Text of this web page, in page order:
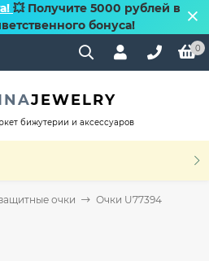
💥 Получите 5000 рублей в
бонуса!
0
JEWELRY
бижутерии и аксессуаров
очки Очки U77394